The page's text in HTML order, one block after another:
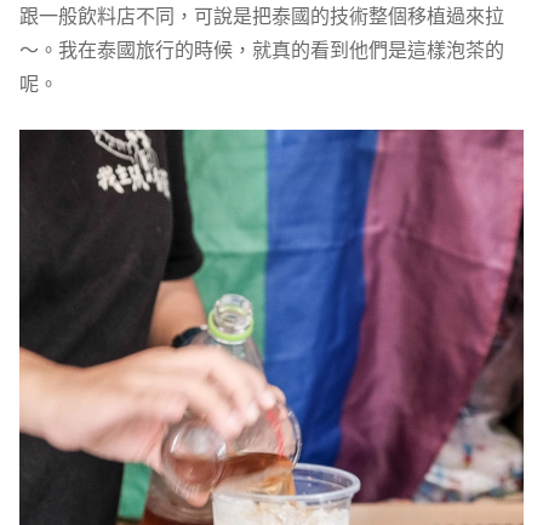
跟一般飲料店不同，可說是把泰國的技術整個移植過來拉
～。我在泰國旅行的時候，就真的看到他們是這樣泡茶的
呢。